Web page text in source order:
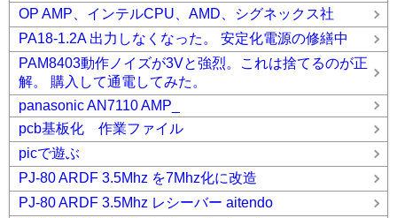
OP AMP、インテルCPU、AMD、シグネックス社
PA18-1.2A 出力しなくなった。 安定化電源の修繕中
PAM8403動作ノイズが3Vと強烈。これは捨てるのが正
解。 購入して通電してみた。
panasonic AN7110 AMP_
pcb基板化 作業ファイル
picで遊ぶ
PJ-80 ARDF 3.5Mhz を7Mhz化に改造
PJ-80 ARDF 3.5Mhz レシーバー aitendo